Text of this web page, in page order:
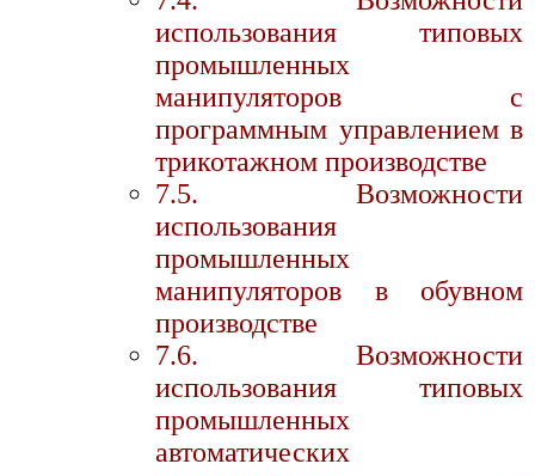
использования типовых
промышленных
манипуляторов с
программным управлением в
трикотажном производстве
7.5. Возможности
использования
промышленных
манипуляторов в обувном
производстве
7.6. Возможности
использования типовых
промышленных
автоматических